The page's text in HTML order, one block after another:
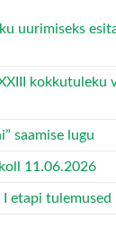
uurimiseks
kokkutuleku
saamise lugu
11.06.2026
I etapi tulemused